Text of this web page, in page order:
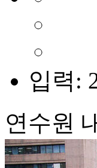
입력:
연수원